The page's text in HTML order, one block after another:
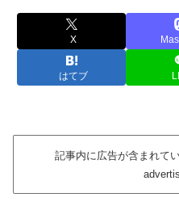
X
はてブ
記事内に広告が含まれて